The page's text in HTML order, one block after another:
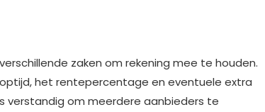
zaken om rekening mee te houden.
het rentepercentage en eventuele extra
verstandig om meerdere aanbieders te